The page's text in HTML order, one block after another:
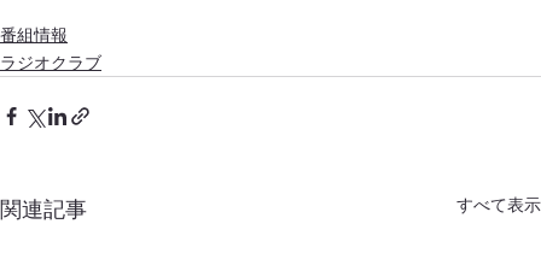
番組情報
ラジオクラブ
関連記事 すべて表示